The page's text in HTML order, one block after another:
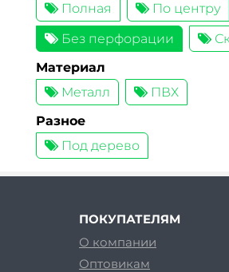
Полная
По центру
Без перфорации
Материал
Металл
ПВХ
Разное
Под дерево
ПОКУПАТЕЛЯМ
О компании
Оптовикам